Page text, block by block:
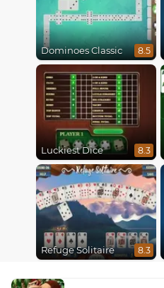
Dominoes Classic 8.5
Luckiest Dice 8.3
Refuge Solitaire 8.3